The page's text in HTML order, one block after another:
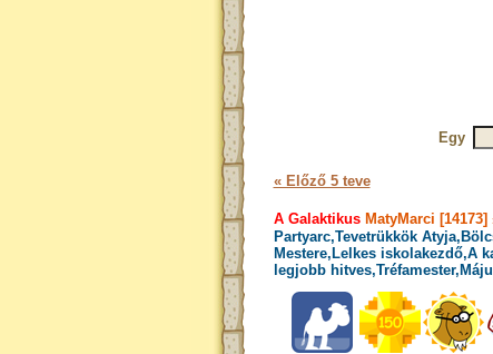
Egy
« Előző 5 teve
A GalaktikusMatyMarci [14173]
Partyarc,Tevetrükkök
Mestere,Lelkes iskolakezdő,A
legjobb